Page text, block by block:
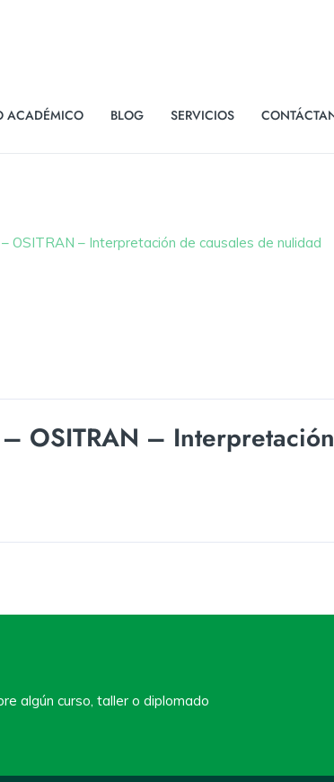
ACADÉMICO BLOG SERVICIOS
OSITRAN – Interpretación de causales de nulidad
OSITRAN –
algún curso, taller o diplomado